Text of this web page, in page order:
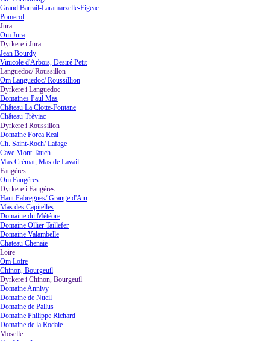
Grand Barrail-Laramarzelle-Figeac
Pomerol
Jura
Om Jura
Dyrkere i Jura
Jean Bourdy
Vinicole d'Arbois, Desiré Petit
Languedoc/ Roussillon
Om Languedoc/ Roussillion
Dyrkere i Languedoc
Domaines Paul Mas
Château La Clotte-Fontane
Château Trèviac
Dyrkere i Roussillon
Domaine Forca Real
Ch. Saint-Roch/ Lafage
Cave Mont Tauch
Mas Crémat, Mas de Lavail
Faugères
Om Faugères
Dyrkere i Faugères
Haut Fabregues/ Grange d'Ain
Mas des Capitelles
Domaine du Météore
Domaine Ollier Taillefer
Domaine Valambelle
Chateau Chenaie
Loire
Om Loire
Chinon, Bourgeuil
Dyrkere i Chinon, Bourgeuil
Domaine Annivy
Domaine de Nueil
Domaine de Pallus
Domaine Philippe Richard
Domaine de la Rodaie
Moselle